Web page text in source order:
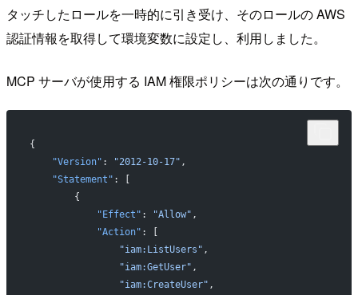
タッチしたロールを一時的に引き受け、そのロールの AWS
認証情報を取得して環境変数に設定し、利用しました。
MCP サーバが使用する IAM 権限ポリシーは次の通りです。
{
    "Version"
: "2012-10-17" ,
    "Statement"
: [
        {
            "Effect"
: "Allow" ,
            "Action"
: [
                "iam:ListUsers"
,
                "iam:GetUser"
,
                "iam:CreateUser"
,